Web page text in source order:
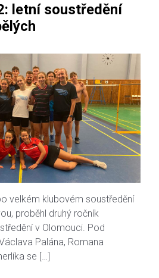
letní soustředění
velkém klubovém soustředění
proběhl druhý ročník
v Olomouci. Pod
Palána, Romana
se […]